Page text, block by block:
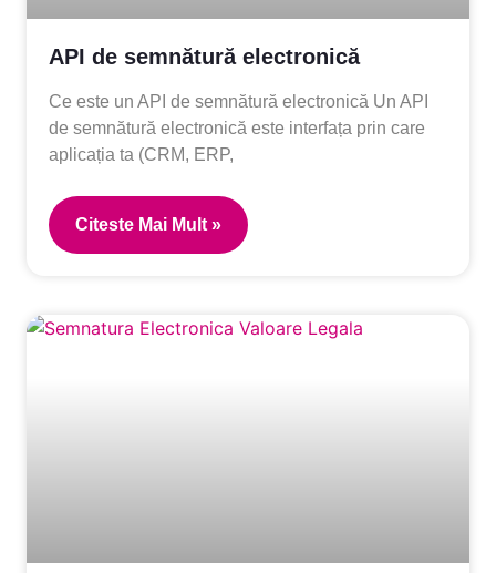
API de semnătură electronică
Ce este un API de semnătură electronică Un API
de semnătură electronică este interfața prin care
aplicația ta (CRM, ERP,
Citeste Mai Mult »